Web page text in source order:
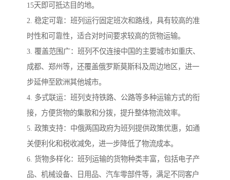
15天即可抵达目的地。
2. 稳定可靠：班列运行固定班次和路线，具有较高的准
时性和可靠性，适合对时间要求较高的货物运输。
3. 覆盖范围广：班列不仅连接中国的主要城市如重庆、
成都、郑州等，还覆盖俄罗斯莫斯科及周边地区，进一
步延伸至欧洲其他城市。
4. 多式联运：班列支持铁路、公路等多种运输方式的衔
接，方便货物的集散和分拨，提升整体物流效率。
5. 政策支持：中俄两国政府为班列提供政策优惠，如通
关便利化和税收减免，进一步降低了物流成本。
6. 货物多样化：班列运输的货物种类丰富，包括电子产
品、机械设备、日用品、汽车零部件等，满足不同客户